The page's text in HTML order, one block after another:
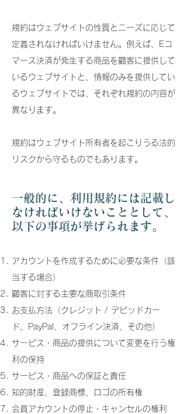
規約はウェブサイトの性質とニーズに応じて
定義されなければいけません。例えば、Eコ
マース決済が発生する商品を顧客に提供して
いるウェブサイトと、情報のみを提供してい
るウェブサイトでは、それぞれ規約の内容が
異なります。
規約はウェブサイト所有者を起こりうる法的
リスクから守るものでもあります。
一般的に、利用規約には記載し
なければいけないこととして、
以下の事項が挙げられます。
アカウントを作成するために必要な条件（該
当する場合）
顧客に対する主要な商取引条件
お支払方法（クレジット / デビッドカー
ド、PayPal、オフライン決済、その他）
サービス・商品の提供について変更を行う権
利の保持
サービス・商品への保証と責任
知的財産、登録商標、ロゴの所有権
会員アカウントの停止・キャンセルの権利